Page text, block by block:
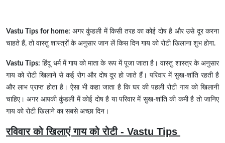
Vastu Tips for home: अगर कुंडली में किसी तरह का कोई दोष है और उसे दूर करना
चाहते हैं, तो वास्तु शास्त्रों के अनुसार जान लें किस दिन गाय को रोटी खिलाना शुभ होगा.
Vastu Tips: हिंदू धर्म में गाय को माता के रूप में पूजा जाता है। वास्तु शास्त्र के अनुसार
गाय को रोटी खिलाने से कई रोग और दोष दूर हो जाते हैं। परिवार में सुख-शांति रहती है
और लाभ प्राप्त होता है। ऐसा भी कहा जाता है कि घर की पहली रोटी गाय को खिलानी
चाहिए। अगर आपकी कुंडली में कोई दोष है या परिवार में सुख-शांति की कमी है तो जानिए
गाय को रोटी खिलाने का सबसे अच्छा दिन।
रविवार को खिलाएं गाय को रोटी - Vastu Tips